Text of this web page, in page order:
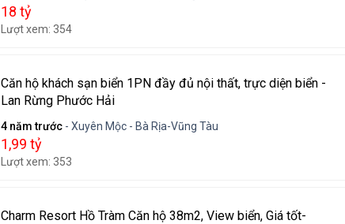
18 tỷ
Lượt xem: 354
Căn hộ khách sạn biển 1PN đầy đủ nội thất, trực diện biển -
Lan Rừng Phước Hải
4 năm trước - Xuyên Mộc - Bà Rịa-Vũng Tàu
1,99 tỷ
Lượt xem: 353
Charm Resort Hồ Tràm Căn hộ 38m2, View biển, Giá tốt-